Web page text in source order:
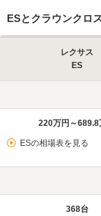
ESとクラウンクロ
レクサス
ES
220万円～689.8
ESの相場表を見る
368台